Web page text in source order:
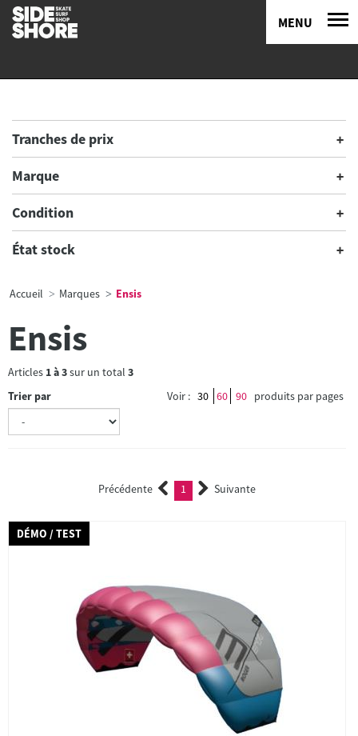
MENU
Tranches de prix
Marque
Condition
État stock
Accueil Marques Ensis
Ensis
Articles 1à3sur un total 3
Trier par
Voir : 30 60 90 produits par pages
Précédente 1 (current)Suivante
DÉMO / TEST